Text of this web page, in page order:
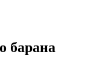
барана